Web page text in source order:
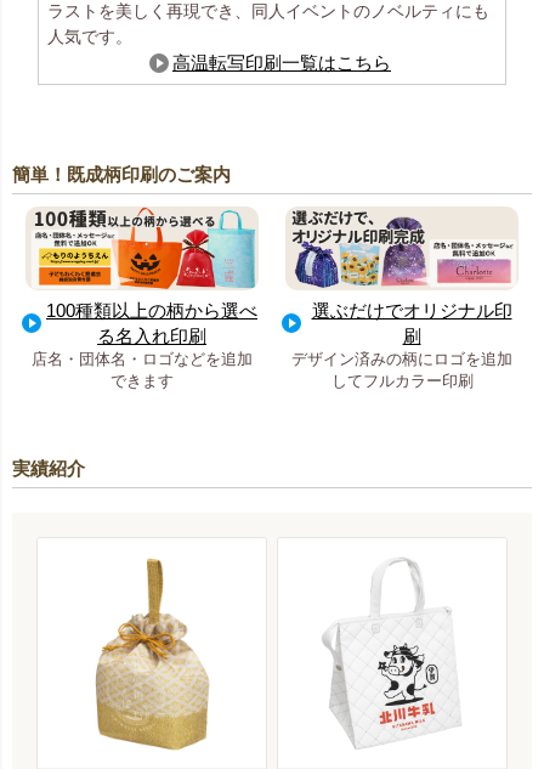
ラストを美しく再現でき、同人イベントのノベルティにも
人気です。
高温転写印刷一覧はこちら
簡単！既成柄印刷のご案内
100種類以上の柄から選べ
る名入れ印刷
店名・団体名・ロゴなどを追加
できます
選ぶだけでオリジナル印
刷
デザイン済みの柄にロゴを追加
してフルカラー印刷
実績紹介